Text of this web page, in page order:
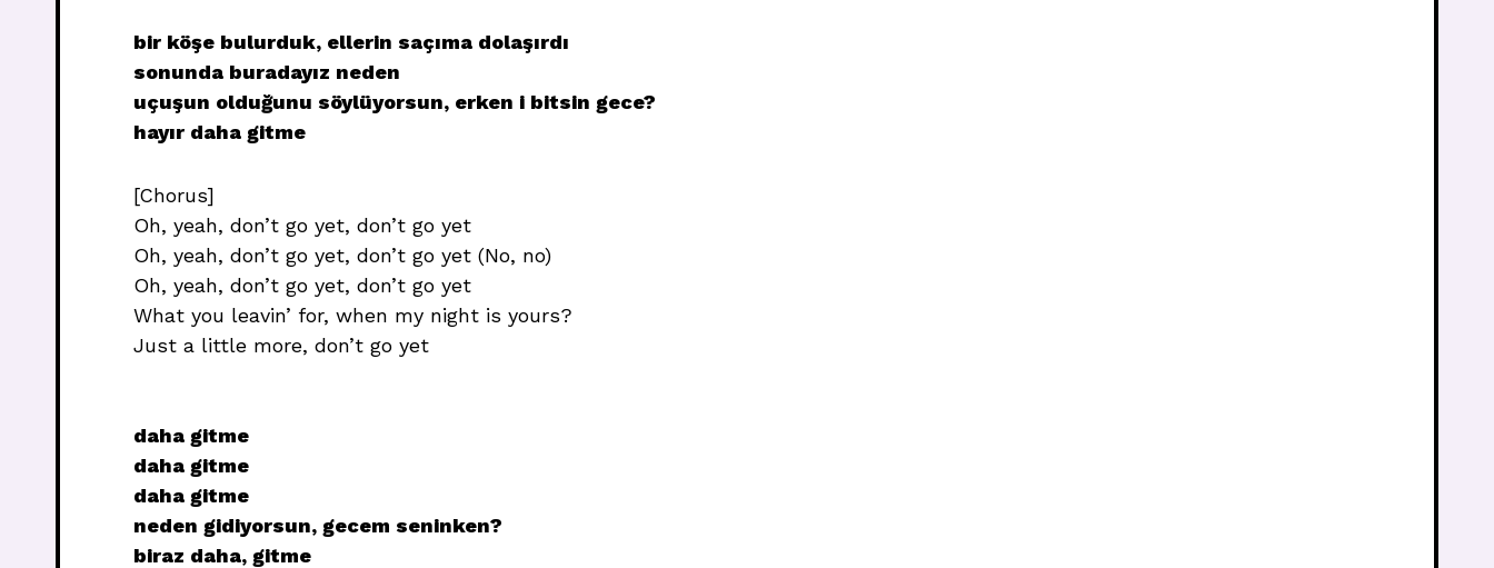
bir köşe bulurduk, ellerin saçıma dolaşırdı
sonunda buradayız neden
uçuşun olduğunu söylüyorsun, erken i bitsin gece?
hayır daha gitme
[Chorus]
Oh, yeah, don’t go yet, don’t go yet
Oh, yeah, don’t go yet, don’t go yet (No, no)
Oh, yeah, don’t go yet, don’t go yet
What you leavin’ for, when my night is yours?
Just a little more, don’t go yet
daha gitme
daha gitme
daha gitme
neden gidiyorsun, gecem seninken?
biraz daha, gitme